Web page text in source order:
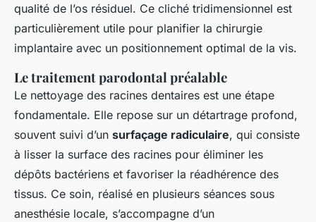
qualité de l’os résiduel. Ce cliché tridimensionnel est
particulièrement utile pour planifier la chirurgie
implantaire avec un positionnement optimal de la vis.
Le traitement parodontal préalable
Le nettoyage des racines dentaires est une étape
fondamentale. Elle repose sur un détartrage profond,
souvent suivi d’un surfaçage radiculaire, qui consiste
à lisser la surface des racines pour éliminer les
dépôts bactériens et favoriser la réadhérence des
tissus. Ce soin, réalisé en plusieurs séances sous
anesthésie locale, s’accompagne d’un